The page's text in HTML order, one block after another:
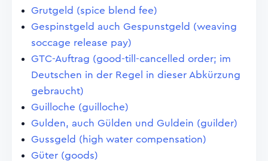
Grutgeld (spice blend fee)
Gespinstgeld auch Gespunstgeld (weaving
soccage release pay)
GTC-Auftrag (good-till-cancelled order; im
Deutschen in der Regel in dieser Abkürzung
gebraucht)
Guilloche (guilloche)
Gulden, auch Gülden und Guldein (guilder)
Gussgeld (high water compensation)
Güter (goods)